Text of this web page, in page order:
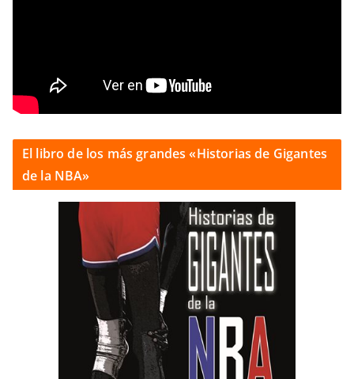
El libro de los más grandes «Historias de Gigantes
de la NBA»